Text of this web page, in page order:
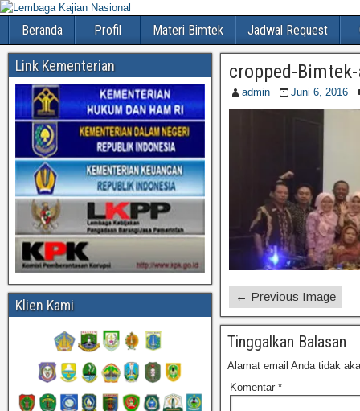
Beranda Profil Materi Bimtek Jadwal Request
cropped-
admin Juni 6, 2016
← Previous Image
Tinggalkan Balasan
Alamat email Anda tidak
Komentar*
Link Kementerian
Klien Kami